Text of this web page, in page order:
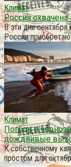
Климат
Россия
В эти дни
России
Климат
Погода в
дождливые
К собственному
простом для